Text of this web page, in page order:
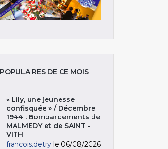
DE CE MOIS
« Lily, une jeunesse
confisquée » / Décembre
1944 : Bombardements de
MALMEDY et de SAINT -
VITH
francois.detry le 06/08/2026